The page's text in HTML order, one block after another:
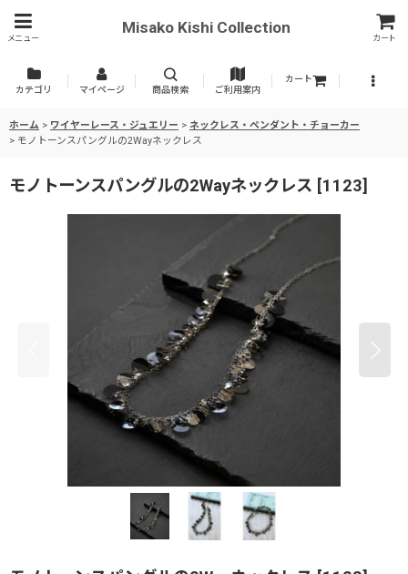
メニュー
Misako Kishi Collection
カート
カテゴリ マイページ 商品検索 ご利用案内
カート
ホーム > ワイヤーレース・ジュエリー > ネックレス・ペンダント・チョーカー
> モノトーンスパングルの2Wayネックレス
モノトーンスパングルの2Wayネックレス [1123]